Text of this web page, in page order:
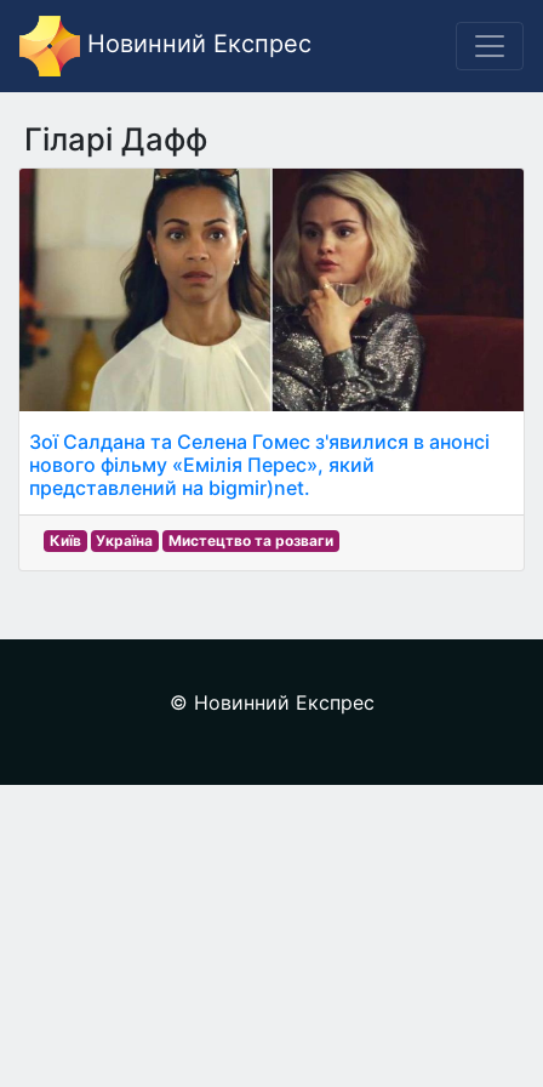
Новинний Експрес
Гіларі Дафф
Зої Салдана та Селена Гомес з'явилися в анонсі
нового фільму «Емілія Перес», який
представлений на bigmir)net.
Київ Україна Мистецтво та розваги
© Новинний Експрес